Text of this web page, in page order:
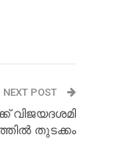
NEXT POST
വിജയദശമി
തുടക്കം